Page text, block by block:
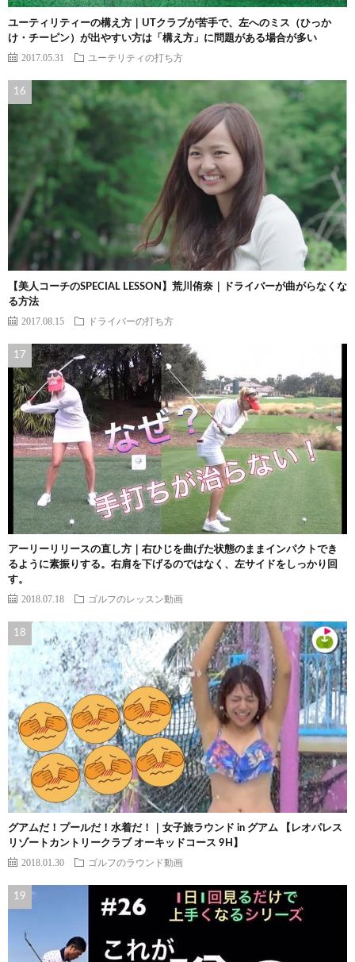
ユーティリティーの構え方｜UTクラブが苦手で、左へのミス（ひっか
け・チーピン）が出やすい方は「構え方」に問題がある場合が多い
2017.05.31 ユーテリティの打ち方
【美人コーチのSPECIAL LESSON】荒川侑奈｜ドライバーが曲がらなくな
る方法
2017.08.15 ドライバーの打ち方
アーリーリリースの直し方｜右ひじを曲げた状態のままインパクトでき
るように素振りする。右肩を下げるのではなく、左サイドをしっかり回
す。
2018.07.18 ゴルフのレッスン動画
グアムだ！プールだ！水着だ！｜女子旅ラウンド in グアム 【レオパレス
リゾートカントリークラブ オーキッドコース 9H】
2018.01.30 ゴルフのラウンド動画